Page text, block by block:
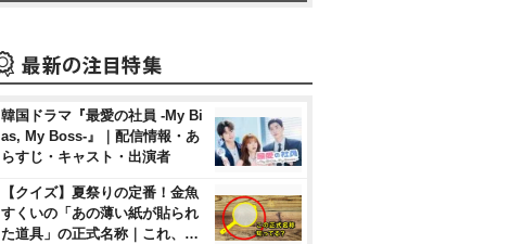
韓国ドラマ『最愛の社員 -My Bi
as, My Boss-』｜配信情報・あ
らすじ・キャスト・出演者
【クイズ】夏祭りの定番！金魚
すくいの「あの薄い紙が貼られ
た道具」の正式名称｜これ、…